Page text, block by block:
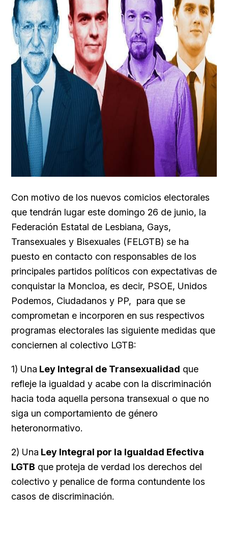
Con motivo de los nuevos comicios electorales
que tendrán lugar este domingo 26 de junio, la
Federación Estatal de Lesbiana, Gays,
Transexuales y Bisexuales (FELGTB) se ha
puesto en contacto con responsables de los
principales partidos políticos con expectativas de
conquistar la Moncloa, es decir, PSOE, Unidos
Podemos, Ciudadanos y PP, para que se
comprometan e incorporen en sus respectivos
programas electorales las siguiente medidas que
conciernen al colectivo LGTB:
1) Una Ley Integral de Transexualidad que
refleje la igualdad y acabe con la discriminación
hacia toda aquella persona transexual o que no
siga un comportamiento de género
heteronormativo.
2) Una Ley Integral por la Igualdad Efectiva
LGTB que proteja de verdad los derechos del
colectivo y penalice de forma contundente los
casos de discriminación.